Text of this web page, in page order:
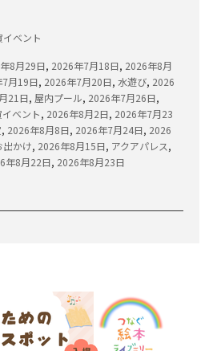
イベント
8月29日, 2026年7月18日, 2026年8月
月19日, 2026年7月20日,水遊び, 2026
21日, 屋内プール, 2026年7月26日,
ベント, 2026年8月2日, 2026年7月23
, 2026年8月8日, 2026年7月24日, 2026
出かけ, 2026年8月15日, アクアパレス,
年8月22日, 2026年8月23日